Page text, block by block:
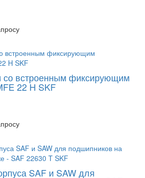
со встроенным фиксирующим
22 H SKF
SAF и SAW для